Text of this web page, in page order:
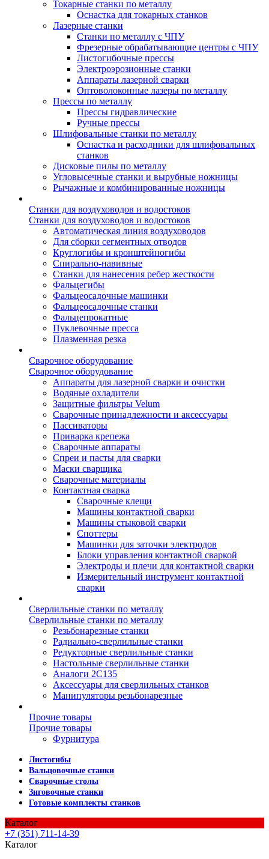
Токарные станки по металлу
Оснастка для токарных станков
Лазерные станки
Станки по металлу с ЧПУ
Фрезерные обрабатывающие центры с ЧПУ
Листогибочные прессы
Электроэрозионные станки
Аппараты лазерной сварки
Оптоволоконные лазеры по металлу
Прессы по металлу
Прессы гидравлические
Ручные прессы
Шлифовальные станки по металлу
Оснастка и расходники для шлифовальных
станков
Дисковые пилы по металлу
Угловысечные станки и вырубные ножницы
Рычажные и комбинированные ножницы
Станки для воздуховодов и водостоков
Станки для воздуховодов и водостоков
Автоматическая линия воздуховодов
Для сборки сегментных отводов
Круглогибы и кронштейногибы
Спирально-навивные
Станки для нанесения ребер жесткости
Фальцегибы
Фальцеосадочные машинки
Фальцеосадочные станки
Фальцепрокатные
Пуклевочные пресса
Плазменная резка
Сварочное оборудование
Сварочное оборудование
Аппараты для лазерной сварки и очистки
Водяные охладители
Защитные фильтры Velum
Сварочные принадлежности и аксессуары
Пассиваторы
Приварка крепежа
Сварочные аппараты
Спреи и пасты для сварки
Маски сварщика
Сварочные материалы
Контактная сварка
Сварочные клещи
Машины контактной сварки
Машины стыковой сварки
Споттеры
Машинки для заточки электродов
Блоки управления контактной сваркой
Электроды и плечи для контактной сварки
Измерительный инструмент контактной
сварки
Сверлильные станки по металлу
Сверлильные станки по металлу
Резьбонарезные станки
Радиально-сверлильные станки
Редукторные сверлильные станки
Настольные сверлильные станки
Аналоги 2С135
Аксессуары для сверлильных станков
Манипуляторы резьбонарезные
Прочие товары
Прочие товары
Фурнитура
Листогибы
Вальцовочные станки
Сварочные столы
Зиговочные станки
Готовые комплекты станков
Каталог
+7 (351) 711-14-39
Каталог